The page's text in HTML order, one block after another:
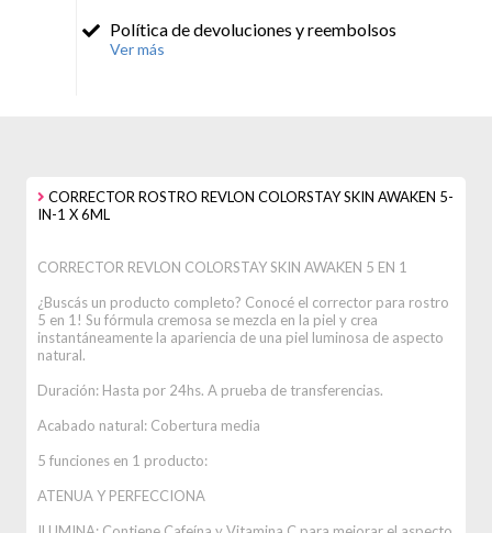
Política de devoluciones y reembolsos
Ver más
CORRECTOR ROSTRO REVLON COLORSTAY SKIN AWAKEN 5-
IN-1 X 6ML
CORRECTOR REVLON COLORSTAY SKIN AWAKEN 5 EN 1
¿Buscás un producto completo? Conocé el corrector para rostro
5 en 1! Su fórmula cremosa se mezcla en la piel y crea
instantáneamente la apariencia de una piel luminosa de aspecto
natural.
Duración: Hasta por 24hs. A prueba de transferencias.
Acabado natural: Cobertura media
5 funciones en 1 producto:
ATENUA Y PERFECCIONA